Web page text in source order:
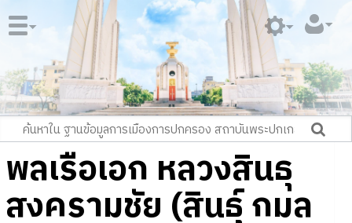
พลเรือเอก หลวงสินธุ
สงครามชัย (สินธุ์ กมล